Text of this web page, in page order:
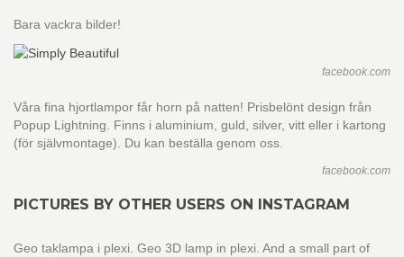
Bara vackra bilder!
facebook.com
Våra fina hjortlampor får horn på natten! Prisbelönt design från
Popup Lightning. Finns i aluminium, guld, silver, vitt eller i kartong
(för självmontage). Du kan beställa genom oss.
facebook.com
PICTURES BY OTHER USERS ON INSTAGRAM
Geo taklampa i plexi. Geo 3D lamp in plexi. And a small part of